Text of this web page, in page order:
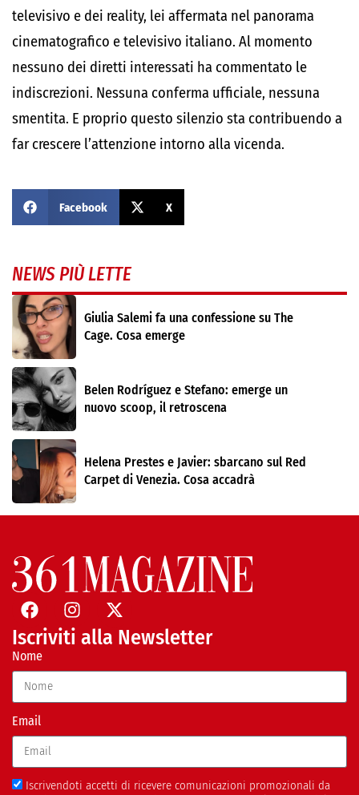
televisivo e dei reality, lei affermata nel panorama
cinematografico e televisivo italiano. Al momento
nessuno dei diretti interessati ha commentato le
indiscrezioni. Nessuna conferma ufficiale, nessuna
smentita. E proprio questo silenzio sta contribuendo a
far crescere l’attenzione intorno alla vicenda.
Facebook X
NEWS PIÙ LETTE
Giulia Salemi fa una confessione su The
Cage. Cosa emerge
Belen Rodríguez e Stefano: emerge un
nuovo scoop, il retroscena
Helena Prestes e Javier: sbarcano sul Red
Carpet di Venezia. Cosa accadrà
Iscriviti alla Newsletter
Nome
Email
Iscrivendoti accetti di ricevere comunicazioni promozionali da